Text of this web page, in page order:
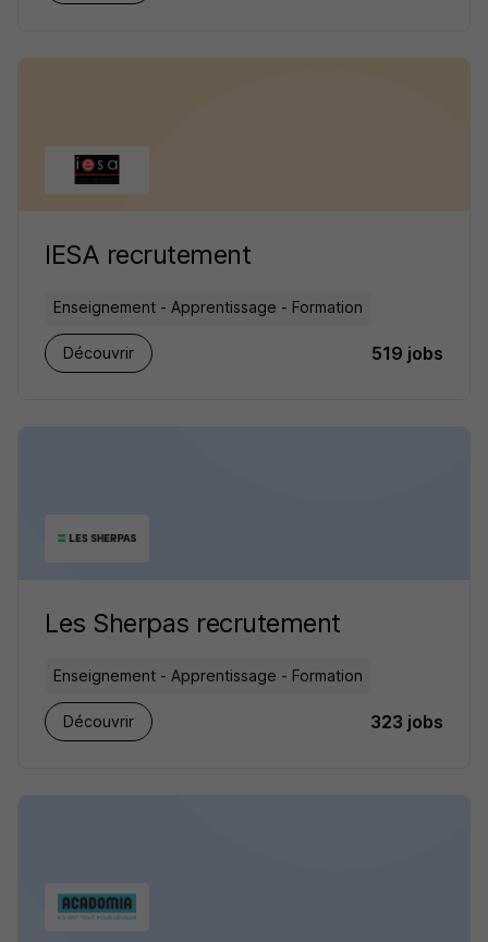
IESA recrutement
Enseignement - Apprentissage - Formation
Découvrir 519 jobs
Les Sherpas recrutement
Enseignement - Apprentissage - Formation
Découvrir 323 jobs